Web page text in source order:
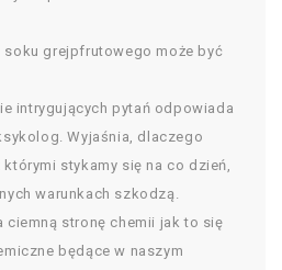
soku grejpfrutowego może być
intrygujących pytań odpowiada
Wyjaśnia, dlaczego
stykamy się na co dzień,
warunkach szkodzą.
ciemną stronę chemii jak to się
będące w naszym